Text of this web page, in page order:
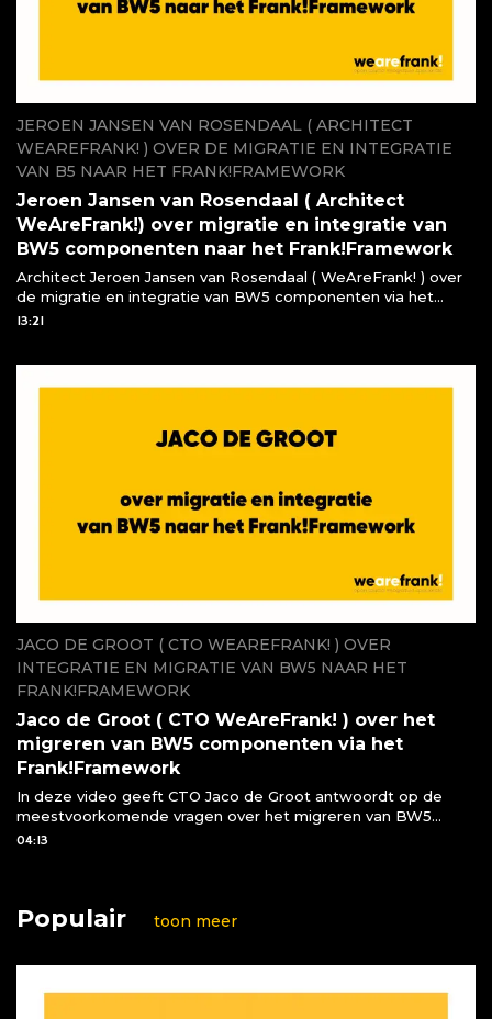
JEROEN JANSEN VAN ROSENDAAL ( ARCHITECT
WEAREFRANK! ) OVER DE MIGRATIE EN INTEGRATIE
VAN B5 NAAR HET FRANK!FRAMEWORK
Jeroen Jansen van Rosendaal ( Architect
WeAreFrank!) over migratie en integratie van
BW5 componenten naar het Frank!Framework
Architect Jeroen Jansen van Rosendaal ( WeAreFrank! ) over
de migratie en integratie van BW5 componenten via het
Frank!Framework
13:21
JACO DE GROOT ( CTO WEAREFRANK! ) OVER
INTEGRATIE EN MIGRATIE VAN BW5 NAAR HET
FRANK!FRAMEWORK
Jaco de Groot ( CTO WeAreFrank! ) over het
migreren van BW5 componenten via het
Frank!Framework
In deze video geeft CTO Jaco de Groot antwoordt op de
meestvoorkomende vragen over het migreren van BW5
componenten naar het Frank!Framework
04:13
Populair toon meer